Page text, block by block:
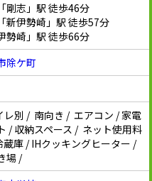
剛志」駅 徒歩46分
新伊勢崎」駅 徒歩57分
勢崎」駅 徒歩66分
除ケ町
レ別 / 南向き / エアコン / 家電
/ 収納スペース / ネット使用料
庫 / IHクッキングヒーター /
場 /